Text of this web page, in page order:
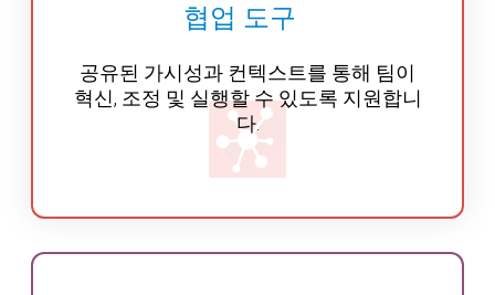
협업 도구
공유된 가시성과 컨텍스트를 통해 팀이
혁신, 조정 및 실행할 수 있도록 지원합니
다.